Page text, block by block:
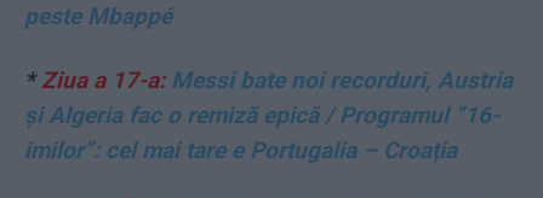
peste Mbappé
*Ziua a 17-a:Messi bate noi recorduri, Austria
și Algeria fac o remiză epică / Programul ”16-
imilor”: cel mai tare e Portugalia – Croația